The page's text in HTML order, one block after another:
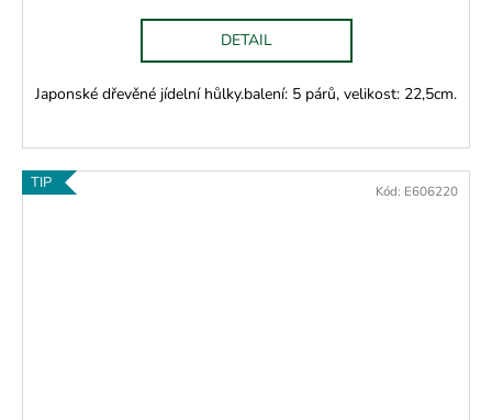
DETAIL
Japonské dřevěné jídelní hůlky.balení: 5 párů, velikost: 22,5cm.
TIP Kód: E606220